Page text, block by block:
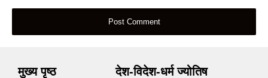
मुख्य पृष्ठ देश-विदेश-धर्म ज्योतिष